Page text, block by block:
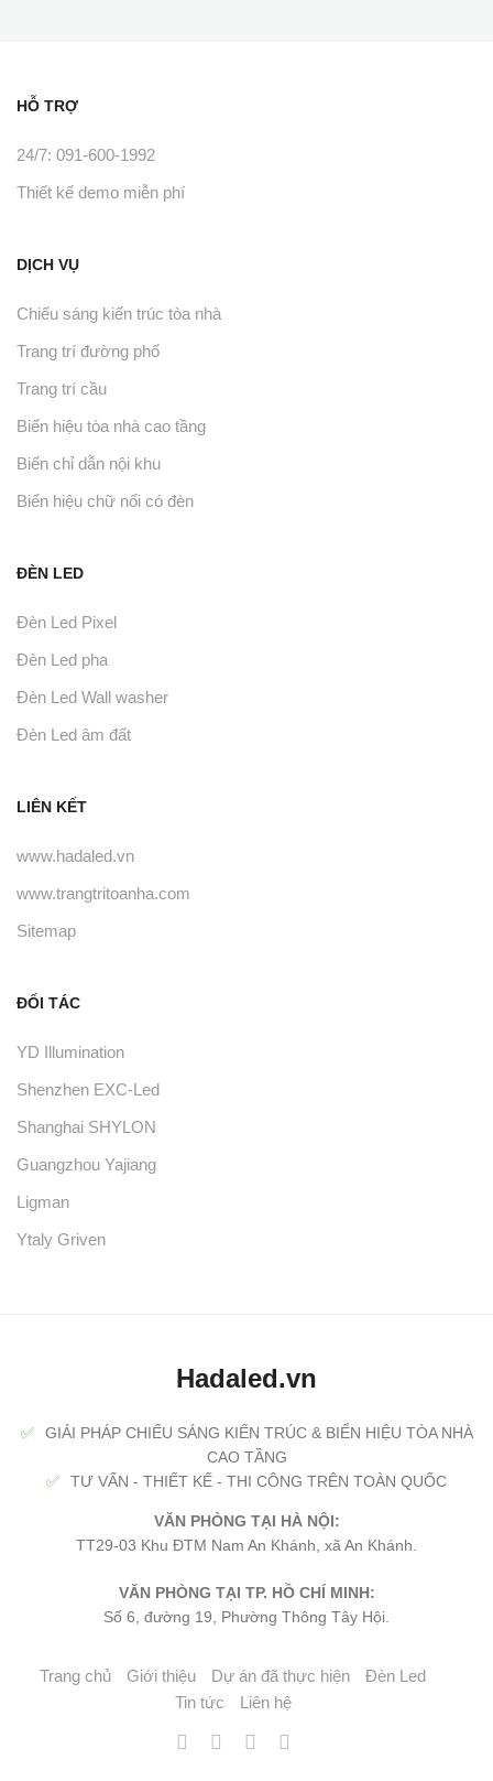
HỖ TRỢ
24/7: 091-600-1992
Thiết kế demo miễn phí
DỊCH VỤ
Chiếu sáng kiến trúc tòa nhà
Trang trí đường phố
Trang trí cầu
Biển hiệu tòa nhà cao tầng
Biển chỉ dẫn nội khu
Biển hiệu chữ nổi có đèn
ĐÈN LED
Đèn Led Pixel
Đèn Led pha
Đèn Led Wall washer
Đèn Led âm đất
LIÊN KẾT
www.hadaled.vn
www.trangtritoanha.com
Sitemap
ĐỐI TÁC
YD Illumination
Shenzhen EXC-Led
Shanghai SHYLON
Guangzhou Yajiang
Ligman
Ytaly Griven
Hadaled.vn
✅
GIẢI PHÁP CHIẾU SÁNG KIẾN TRÚC & BIỂN HIỆU TÒA NHÀ
CAO TẦNG
✅
TƯ VẤN - THIẾT KẾ - THI CÔNG TRÊN TOÀN QUỐC
VĂN PHÒNG TẠI HÀ NỘI:
TT29-03 Khu ĐTM Nam An Khánh, xã An Khánh.
VĂN PHÒNG TẠI TP. HỒ CHÍ MINH:
Số 6, đường 19, Phường Thông Tây Hội.
Trang chủ Giới thiệu Dự án đã thực hiện
Đèn Led
Tin tức
Liên hệ